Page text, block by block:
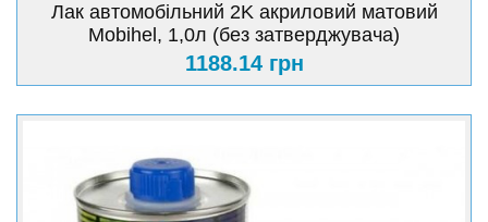
Лак автомобільний 2K акриловий матовий
Mobihel, 1,0л (без затверджувача)
1188.14 грн